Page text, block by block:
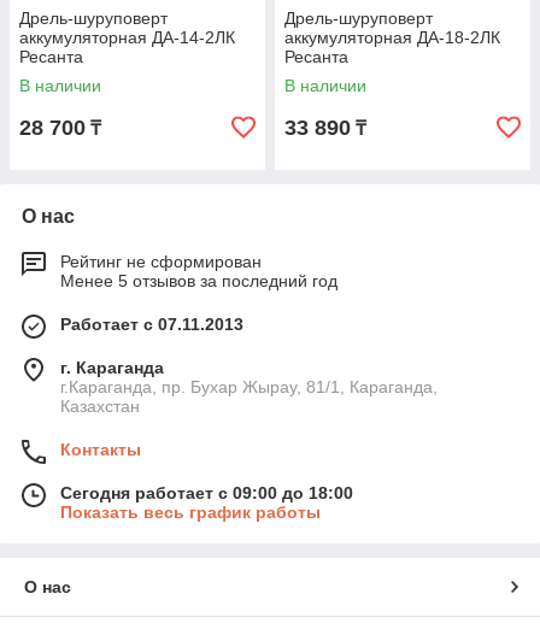
Дрель-шуруповерт
аккумуляторная ДА-14-2ЛК
Ресанта
В наличии
28 700 ₸
Дрель-шуруповерт
аккумуляторная ДА-18-2ЛК
Ресанта
В наличии
33 890 ₸
О нас
Рейтинг не сформирован
Менее 5 отзывов за последний год
Работает с 07.11.2013
г. Караганда
г.Караганда, пр. Бухар Жырау, 81/1, Караганда,
Казахстан
Контакты
Сегодня работает с 09:00 до 18:00
Показать весь график работы
О нас